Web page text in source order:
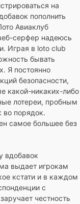
на
пополнить
Авиаклуб
серфер надеюсь
Играя в loto club
бывать
Я постоянно
безопасности,
какой-никаких-либо
лотереи, пробным
во порядок.
самое большее без
вдобавок
выдает игрокам
кстати и в каждом
с
честность